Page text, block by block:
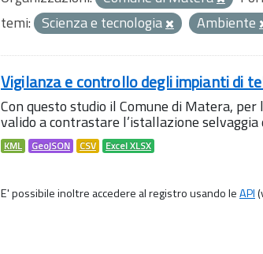
temi: Scienza e tecnologia Ambiente
Vigilanza e controllo degli impianti di
Con questo studio il Comune di Matera,
valido a contrastare l’istallazione
KML GeoJSON CSV Excel XLSX
E' possibile inoltre accedere al registro usando leAPI